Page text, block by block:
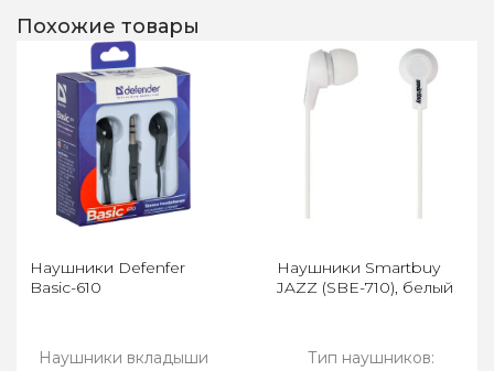
Похожие товары
Наушники Defenfer
Basic-610
Наушники вкладыши
Наушники Smartbuy
JAZZ (SBE-710), белый
Тип наушников: